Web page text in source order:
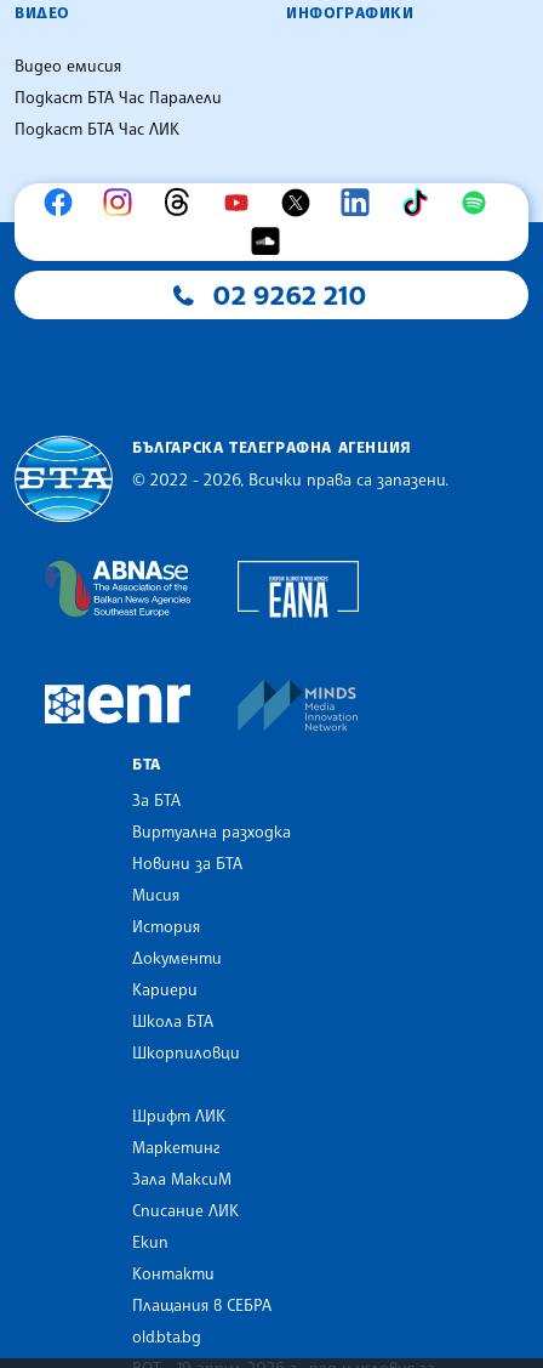
ВИДЕО
Видео емисия
Подкаст БТА Час Паралели
Подкаст БТА Час ЛИК
ИНФОГРАФИКИ
02 9262 210
БЪЛГАРСКА ТЕЛЕГРАФНА АГЕНЦИЯ
© 2022 - 2026, Всички права са запазени.
The Assocoation of the Balkan News Agencies
European Newsroom
БТА
За БТА
Виртуална разходка
Новини за БТА
Мисия
История
Документи
Кариери
Школа БТА
Шкорпиловци
Шрифт ЛИК
Маркетинг
Зала МаксиМ
Списание ЛИК
Екип
Контакти
Плащания в СЕБРА
old.bta.bg